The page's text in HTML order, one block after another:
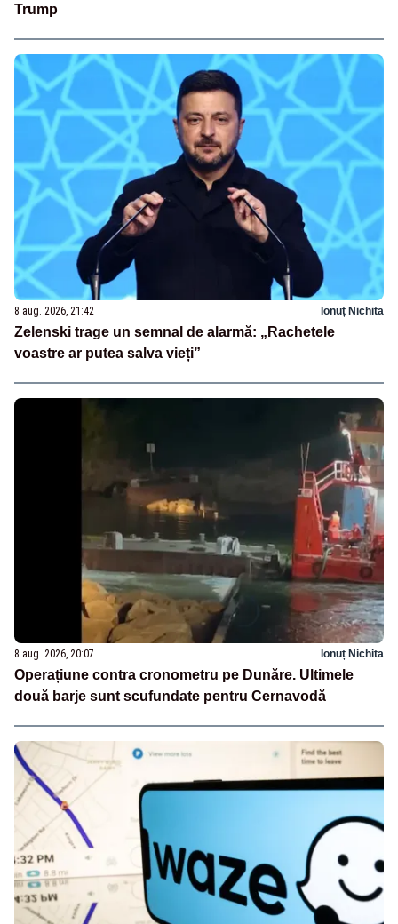
Trump
8 aug. 2026, 21:42 Ionuț Nichita
Zelenski trage un semnal de alarmă: „Rachetele
voastre ar putea salva vieți”
8 aug. 2026, 20:07 Ionuț Nichita
Operațiune contra cronometru pe Dunăre. Ultimele
două barje sunt scufundate pentru Cernavodă